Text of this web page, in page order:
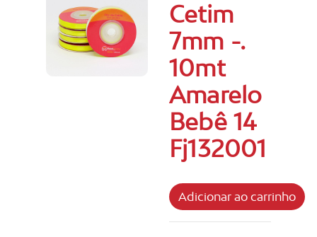
Cetim
7mm -.
10mt
Amarelo
Bebê 14
Fj132001